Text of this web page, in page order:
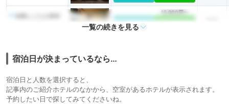
icotto
15,900円〜
強羅
8.箱根強羅ホテル パ
イプのけむりプラス
楽天トラベル
ホテル
一覧の続きを見る
宿泊日が決まっているなら…
宿泊日と人数を選択すると、
記事内のご紹介ホテルのなかから、空室があるホテルが表示されます。
予約したい日で探してみてくださいね。